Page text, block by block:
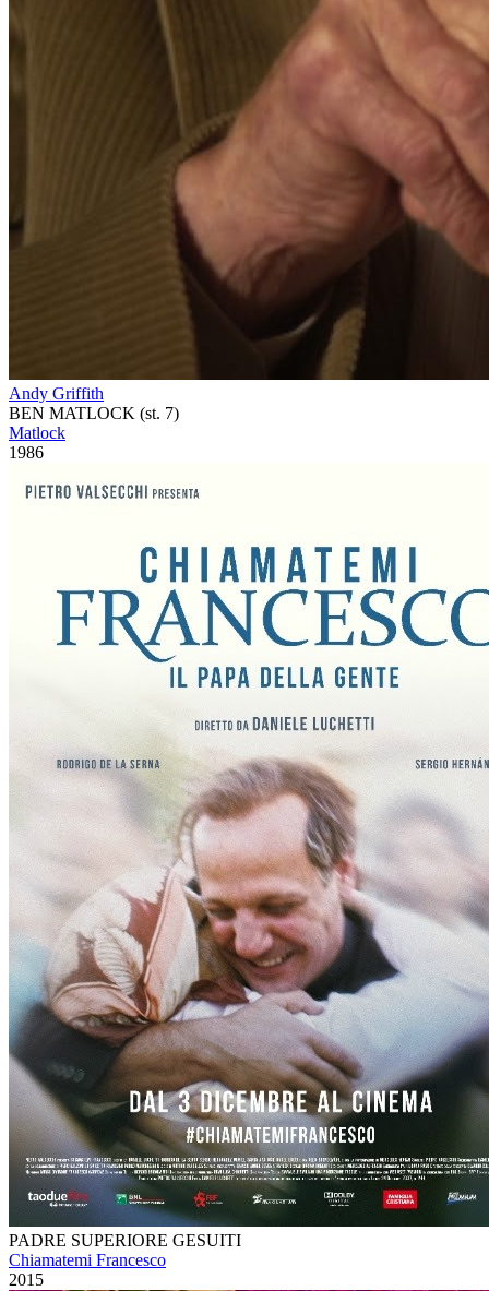
Andy Griffith
BEN MATLOCK (st. 7)
Matlock
1986
PADRE SUPERIORE GESUITI
Chiamatemi Francesco
2015